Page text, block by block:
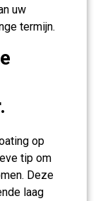
uw
termijn.
op
tip om
Deze
laag